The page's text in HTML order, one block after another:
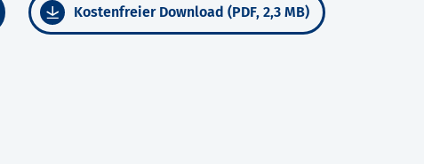
Kostenfreier Download (PDF, 2,3 MB)